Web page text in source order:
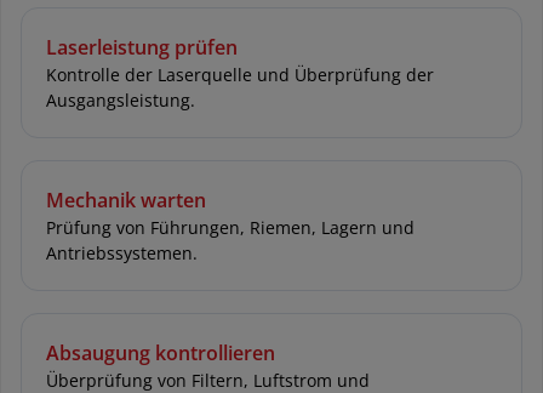
Laserleistung prüfen
Kontrolle der Laserquelle und Überprüfung der
Ausgangsleistung.
Mechanik warten
Prüfung von Führungen, Riemen, Lagern und
Antriebssystemen.
Absaugung kontrollieren
Überprüfung von Filtern, Luftstrom und